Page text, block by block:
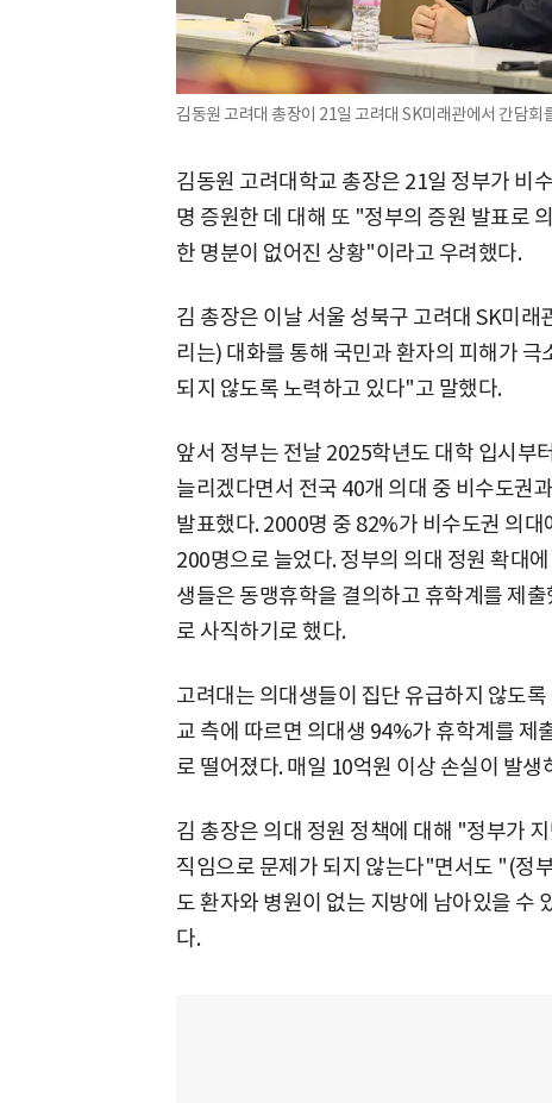
김동원 고려대 총장이 21일 고려대 SK미래관에서 간담회
김동원 고려대학교 총장은 21일 정부가 비
명 증원한 데 대해 또 "정부의 증원 발표로
한 명분이 없어진 상황"이라고 우려했다.
김 총장은 이날 서울 성북구 고려대 SK미
리는) 대화를 통해 국민과 환자의 피해가
되지 않도록 노력하고 있다"고 말했다.
앞서 정부는 전날 2025학년도 대학 입시부
늘리겠다면서 전국 40개 의대 중 비수도권
발표했다. 2000명 중 82%가 비수도권 의
200명으로 늘었다. 정부의 의대 정원 확대
생들은 동맹휴학을 결의하고 휴학계를 제
로 사직하기로 했다.
고려대는 의대생들이 집단 유급하지 않도
교 측에 따르면 의대생 94%가 휴학계를
로 떨어졌다. 매일 10억원 이상 손실이 발생
김 총장은 의대 정원 정책에 대해 "정부가
직임으로 문제가 되지 않는다"면서도 "(정
도 환자와 병원이 없는 지방에 남아있을 수
다.